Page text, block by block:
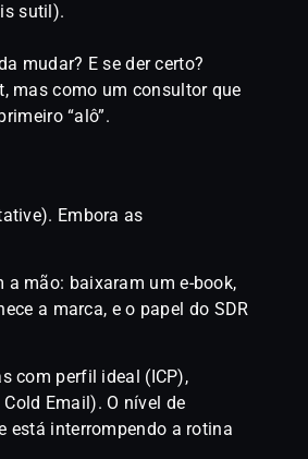
sutil).
mudar? E se der certo?
mas como um consultor que
“alô”.
Embora as
a mão: baixaram um e-book,
a marca, e o papel do SDR
com perfil ideal (ICP),
Email). O nível de
está interrompendo a rotina